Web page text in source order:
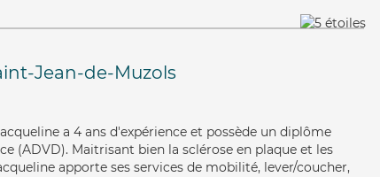
Jean-de-Muzols
a 4 ans d'expérience et possède un diplôme
(ADVD). Maitrisant bien la sclérose en plaque et les
apporte ses services de mobilité, lever/coucher,